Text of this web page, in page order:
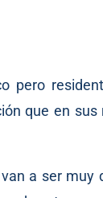
pero
que en
a ser muy